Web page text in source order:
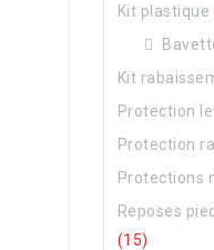
Kit plastique
Kit
Protection
Protection
Protections
Reposes
(15)